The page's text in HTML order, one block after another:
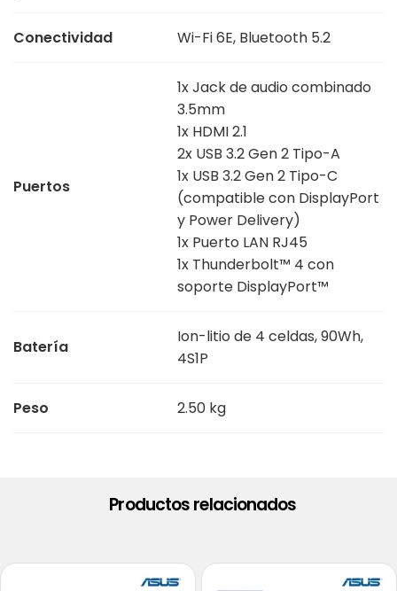
Conectividad Wi-Fi 6E, Bluetooth 5.2
Puertos
1x Jack de audio combinado
3.5mm
1x HDMI 2.1
2x USB 3.2 Gen 2 Tipo-A
1x USB 3.2 Gen 2 Tipo-C
(compatible con DisplayPort
y Power Delivery)
1x Puerto LAN RJ45
1x Thunderbolt™ 4 con
soporte DisplayPort™
Batería
Ion-litio de 4 celdas, 90Wh,
4S1P
Peso 2.50 kg
Productos relacionados